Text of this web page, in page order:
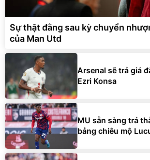
Sự thật đằng sau kỳ chuyển
của Man Utd
Arsenal sẽ trả giá
Ezri Konsa
MU sẵn sàng trả
bảng chiêu mộ